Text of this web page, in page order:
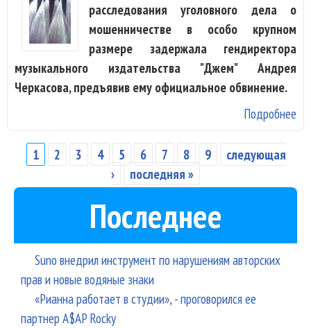
расследования уголовного дела о
мошенничестве в особо крупном
размере задержала гендиректора
музыкального издательства "Джем" Андрея
Черкасова, предъявив ему официальное обвинение.
Подробнее
и
Страницы
1 2 3 4 5 6 7 8 9
следующая
›
последняя »
Последнее
Suno внедрил инструмент по нарушениям авторских
прав и новые водяные знаки
«Рианна работает в студии», - проговорился ее
партнер A$AP Rocky